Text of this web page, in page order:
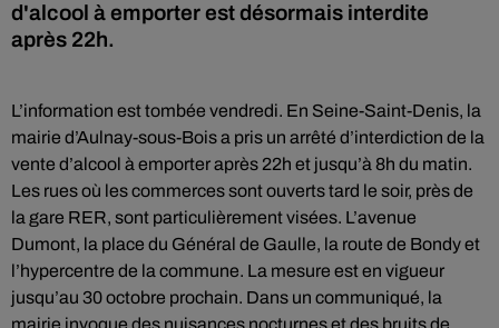
d'alcool à emporter est désormais interdite
après 22h.
L’information est tombée vendredi. En Seine-Saint-Denis, la
mairie d’Aulnay-sous-Bois a pris un arrêté d’interdiction de la
vente d’alcool à emporter après 22h et jusqu’à 8h du matin.
Les rues où les commerces sont ouverts tard le soir, près de
la gare RER, sont particulièrement visées. L’avenue
Dumont, la place du Général de Gaulle, la route de Bondy et
l’hypercentre de la commune. La mesure est en vigueur
jusqu’au 30 octobre prochain. Dans un communiqué, la
mairie invoque des nuisances nocturnes et des bruits de